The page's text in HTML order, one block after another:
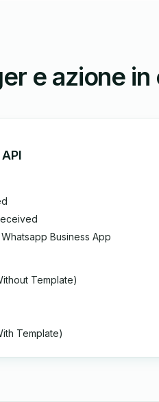
e azione
Business App
Template)
Template)